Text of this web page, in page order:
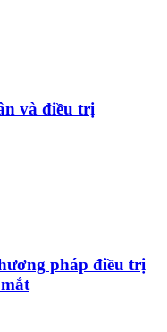
và điều trị
pháp điều trị